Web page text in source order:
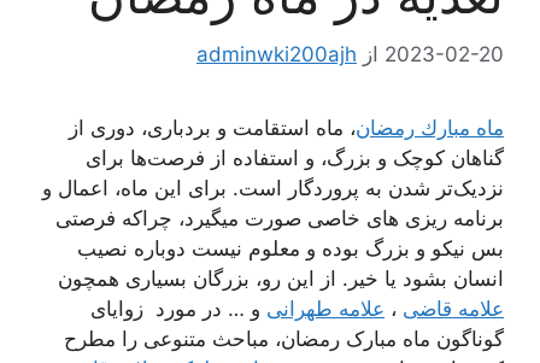
2023-02-20 از adminwki200ajh
ماه مبارك رمضان، ماه استقامت و بردباری، دوری از
گناهان کوچک و بزرگ، و استفاده از فرصت‌ها برای
نزدیک‌تر شدن به پروردگار است. برای این ماه، اعمال و
برنامه ریزی های خاصی صورت میگیرد، چراکه فرصتی
بس نیکو و بزرگ بوده و معلوم نیست دوباره نصیب
انسان بشود یا خیر. از این رو، بزرگان بسیاری همچون
علامه قاضی ، علامه طهرانی و … در مورد زوایای
گوناگون ماه مبارک رمضان، مباحث متنوعی را مطرح